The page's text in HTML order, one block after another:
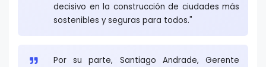
decisivo en la construcción de ciudades más
sostenibles y seguras para todos."
Por su parte, Santiago Andrade, Gerente